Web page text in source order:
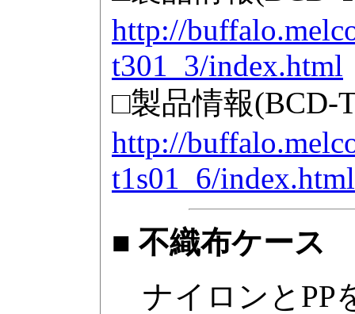
http://
t301_3/index.html
□製品情報(BCD-
http://
t1s01_6/index.html
■ 不織布ケース
ナイロンとPP